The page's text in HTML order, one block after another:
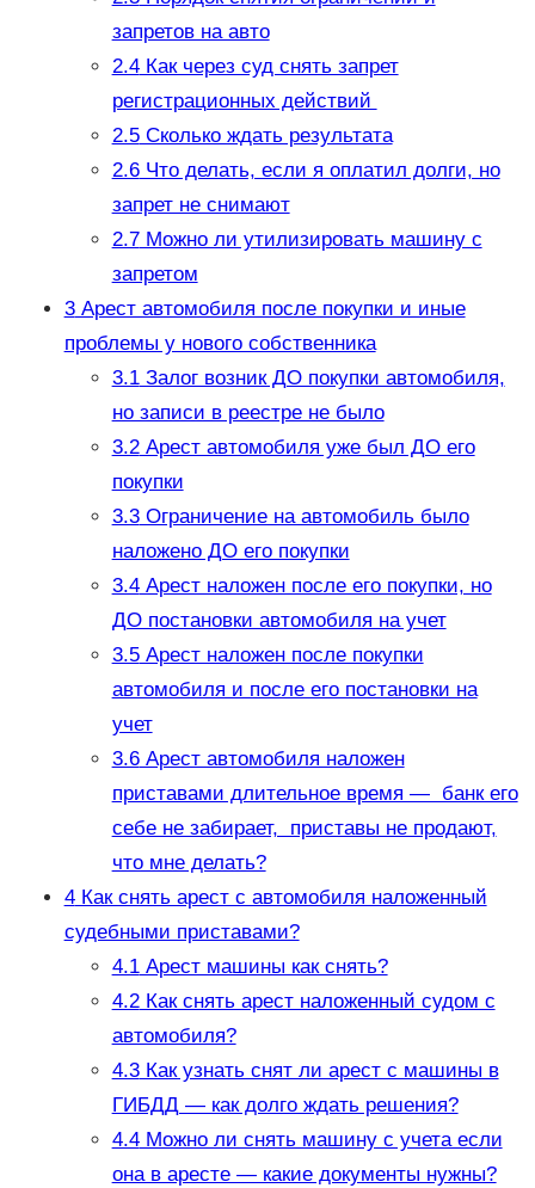
запретов на авто
2.4Как через суд снять запрет
регистрационных действий
2.5Сколько ждать результата
2.6Что делать, если я оплатил долги, но
запрет не снимают
2.7Можно ли утилизировать машину с
запретом
3Арест автомобиля после покупки и иные
проблемы у нового собственника
3.1Залог возник ДО покупки автомобиля,
но записи в реестре не было
3.2Арест автомобиля уже был ДО его
покупки
3.3Ограничение на автомобиль было
наложено ДО его покупки
3.4Арест наложен после его покупки, но
ДО постановки автомобиля на учет
3.5Арест наложен после покупки
автомобиля и после его постановки на
учет
3.6Арест автомобиля наложен
приставами длительное время — банк его
себе не забирает, приставы не продают,
что мне делать?
4Как снять арест с автомобиля наложенный
судебными приставами?
4.1Арест машины как снять?
4.2Как снять арест наложенный судом с
автомобиля?
4.3Как узнать снят ли арест с машины в
ГИБДД — как долго ждать решения?
4.4Можно ли снять машину с учета если
она в аресте — какие документы нужны?